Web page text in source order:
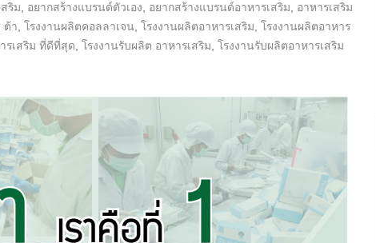
ริม อยากสร้างแบรนด์ตัวเอง อยากสร้างแบรนด์อาหารเสริม
อาหารเสริม
ต้า โรงงานผลิตคอลลาเจน โรงงานผลิตอาหารเสริม โรงงานผลิตอาหาร
รเสริม ที่ดีที่สุด โรงงานรับผลิต อาหารเสริม โรงงานรับผลิตอาหารเสริม